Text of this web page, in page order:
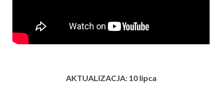
AKTUALIZACJA: 10 lipca